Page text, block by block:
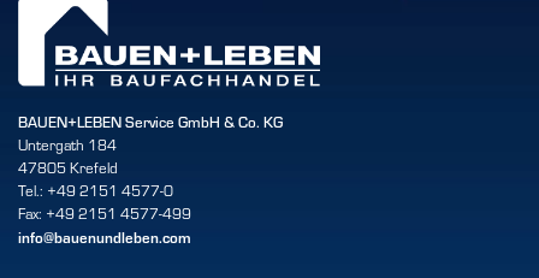
BAUEN+LEBEN Service GmbH & Co. KG
Untergath 184
47805 Krefeld
Tel.: +49 2151 4577-0
Fax: +49 2151 4577-499
info@bauenundleben.com